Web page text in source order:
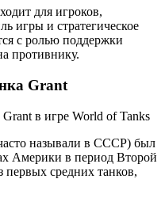
для игроков,
игры и стратегическое
с ролью поддержки
противнику.
Grant
называли в СССР) был
Америки в период Второй
средних танков,